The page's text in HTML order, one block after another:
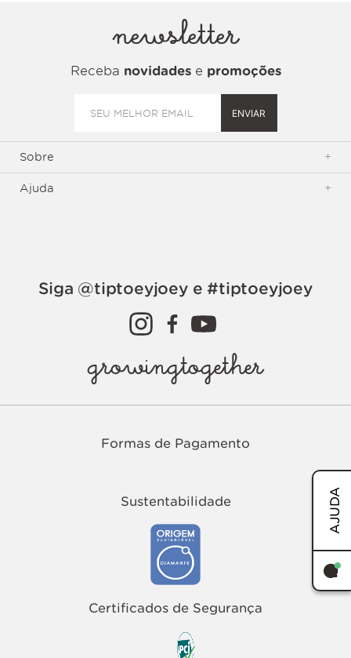
AJUDA
newsletter
Receba novidadese promoções
ENVIAR
Sobre +
Ajuda +
Siga @tiptoeyjoey e #tiptoeyjoey
growingtogether
Formas de Pagamento
Sustentabilidade
Certificados de Segurança
TERMOS MAIS BUSCADOS